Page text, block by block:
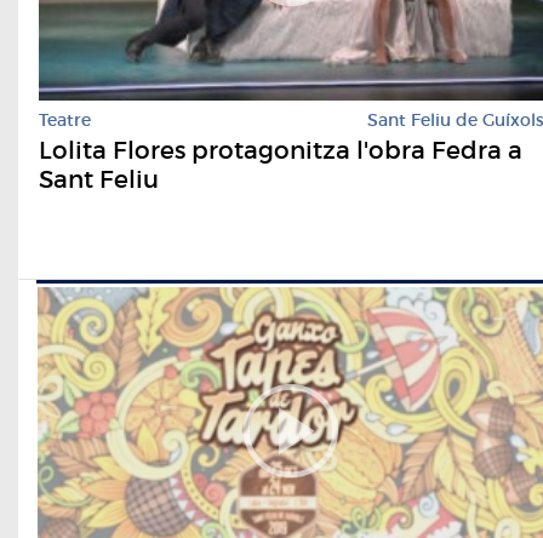
Teatre Sant Feliu de Guíxols
Lolita Flores protagonitza l'obra Fedra a
Sant Feliu